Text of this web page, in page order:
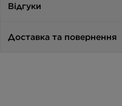
Відгуки
Доставка та повернення